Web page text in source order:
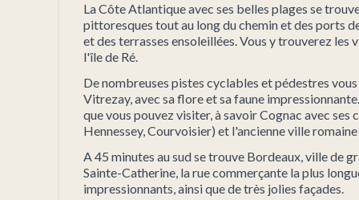
La Côte Atlantique avec ses belles plages se
pittoresques tout au long du chemin et des ports
et des terrasses ensoleillées. Vous y trouverez les
l'île de Ré.
De nombreuses pistes cyclables et pédestres
Vitrezay, avec sa flore et sa faune
que vous pouvez visiter, à savoir Cognac avec
Hennessey, Courvoisier) et l'ancienne ville
A 45 minutes au sud se trouve Bordeaux, ville de
Sainte-Catherine, la rue commerçante la plus
impressionnants, ainsi que de très jolies façades.